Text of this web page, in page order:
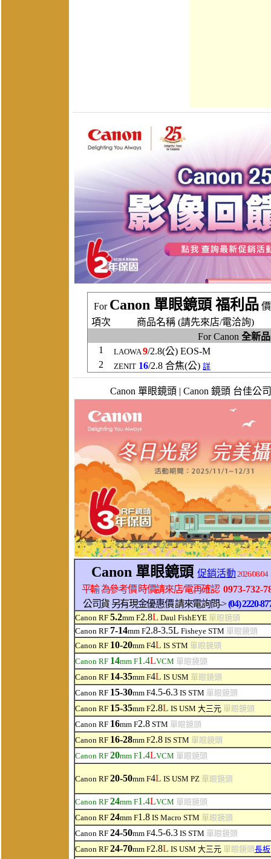
For Canon 單眼鏡頭 福利品
項次
商品名稱 (請先來店/電洽詢)
For Canon 全新品
1
LAOWA9/2.8(公) EOS-M
2
ZENIT 16/2.8 合焦(公) 詳
Canon 單眼鏡頭 | Canon 鏡頭 台佳公司貨
Canon 單眼鏡頭 促銷活動 2026/08/04
平輸 為參考價 時價請來店/電再確認 0973-732-
公司貨 另有現金優惠價 請來電詢問->(04) 2220-
Canon RF 5.2mm F2.8L Daul FishEYE單眼鏡頭
Canon RF 7-14mm F2.8-3.5L Fisheye STM 單眼鏡頭
Canon RF 10-20mm F4L IS STM 單眼鏡頭
Canon RF 14mm F1.4LVCM 單眼鏡頭
Canon RF 14-35mm F4L IS USM 單眼鏡頭
Canon RF 15-30mm F4.5-6.3IS STM 單眼鏡頭
Canon RF 15-35mm F2.8L IS USM 大三元單眼鏡頭
Canon RF 16mm F2.8STM 單眼鏡頭
Canon RF 16-28mm F2.8IS STM 單眼鏡頭
Canon RF 20mm F1.4LVCM 單眼鏡頭
Canon RF 20-50mm F4L IS USM PZ單眼鏡頭
Canon RF 24mm F1.4LVCM 單眼鏡頭
Canon RF 24mm F1.8IS Macro STM 單眼鏡頭
Canon RF 24-50mm F4.5-6.3IS STM 單眼鏡頭
Canon RF 24-70mm F2.8L IS USM 大三元單眼鏡頭長板